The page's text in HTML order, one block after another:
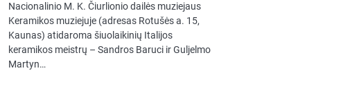
Nacionalinio M. K. Čiurlionio dailės muziejaus
Keramikos muziejuje (adresas Rotušės a. 15,
Kaunas) atidaroma šiuolaikinių Italijos
keramikos meistrų – Sandros Baruci ir Guljelmo
Martyn…